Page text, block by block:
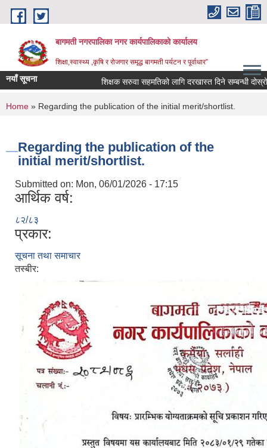
Skip to main content
बागमती नगरपालिका नगर कार्यपालिकाको कार्यालय
शिक्षा,स्वास्थ्य ,कृषि र रोजगार समृद्ध बागमती पर्यटन र पूर्वाधार”
नयाँ सूचना शिक्षक सरुवा सहमतिको लागि दरखास्त दिने सम्बन्धी
You are here
Home » Regarding the publication of the initial merit/shortlist.
Regarding the publication of the
initial merit/shortlist.
Submitted on: Mon, 06/01/2026 - 17:15
आर्थिक वर्ष:
८२/८३
प्रकार:
सूचना तथा समाचार
तस्बीर: